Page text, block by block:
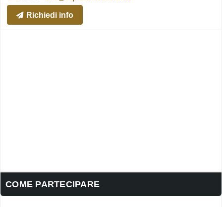
Richiedi info
COME PARTECIPARE